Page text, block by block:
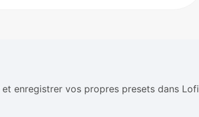
enregistrer vos propres presets dans Lofi